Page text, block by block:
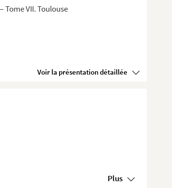
VII. Toulouse
Voir la présentation détaillée
Plus